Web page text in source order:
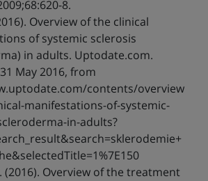
8.
Overview of the clinical
of systemic sclerosis
in adults. Uptodate.com.
May 2016, from
contents/overview
manifestations-of-systemic-
in-adults?
(2016). Overview of the treatment